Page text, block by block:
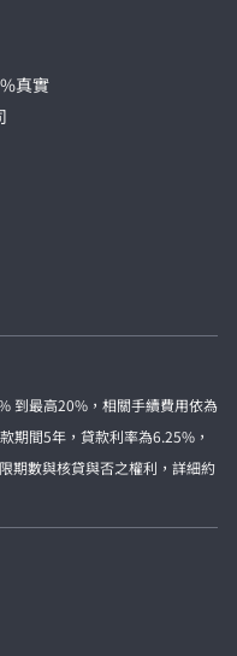
真實
到最高20%，相關手續費用依為
期間5年，貸款利率為6.25%，
期數與核貸與否之權利，詳細約